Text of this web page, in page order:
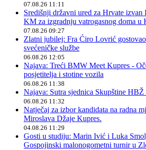
07.08.26 11:11
Središnji državni ured za Hrvate
KM za izgradnju vatrogasnog doma u
07.08.26 09:27
Zlatni jubilej: Fra Ćiro Lovrić
svećeničke službe
06.08.26 12:05
Najava: Treći BMW Meet Kupres -
posjetitelja i stotine vozila
06.08.26 11:38
Najava: Sutra sjednica Skupštine HBŽ
06.08.26 11:32
Natječaj za izbor kandidata na radna
Miroslava Džaje Kupres.
04.08.26 11:29
Gosti u studiju: Marin Ivić i Luka
Gospojinski malonogometni turnir u